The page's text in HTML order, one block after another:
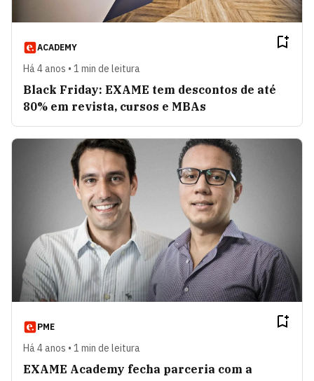
ACADEMY
Há 4 anos • 1 min de leitura
Black Friday: EXAME tem descontos de até
80% em revista, cursos e MBAs
PME
Há 4 anos • 1 min de leitura
EXAME Academy fecha parceria com a